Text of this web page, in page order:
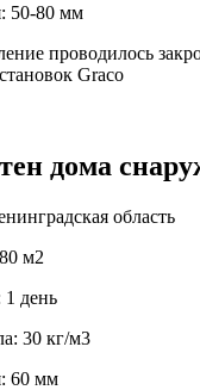
50-80 мм
проводилось
Graco
дома
область
м2
день
30 кг/м3
60 мм